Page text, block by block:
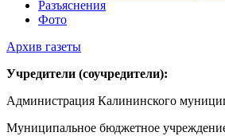
Разъяснения
Фото
Архив газеты
Учредители (соучредители):
Администрация Калининского
Муниципальное бюджетное